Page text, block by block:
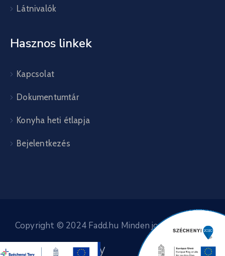
Látnivalók
Hasznos linkek
Kapcsolat
Dokumentumtár
Konyha heti étlapja
Bejelentkezés
Copyright © 2024 Fadd.hu Minden jog fenntartva.